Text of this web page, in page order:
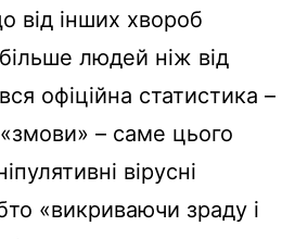
від інших хвороб
людей ніж від
офіційна статистика –
«змови» – саме цього
вірусні
«викриваючи зраду і